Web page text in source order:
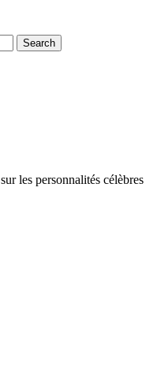
les personnalités célèbres